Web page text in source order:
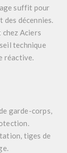
suffit pour
des décennies.
chez Aciers
technique
réactive.
garde-corps,
tiges de